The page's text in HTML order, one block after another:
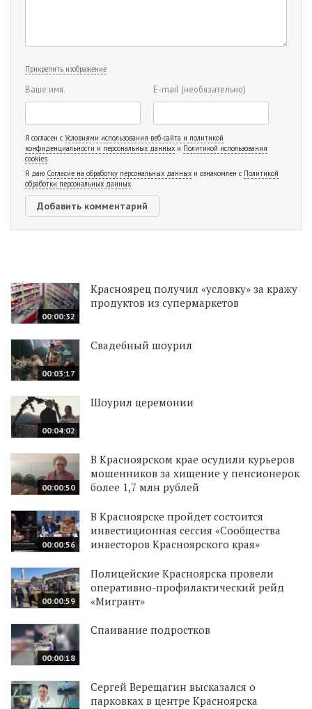
Прикрепить изображение
Ваше имя E-mail (необязательно)
Я согласен с Условиями использования веб-сайта и политикой
конфиденциальности и персональных данных и Политикой использования
cookies
Я даю Согласие на обработку персональных данных и ознакомлен с Политикой
обработки персональных данных
00:00:32
Красноярец получил «условку» за кражу
продуктов из супермаркетов
00:03:17
Свадебный шоурил
00:04:02
Шоурил церемонии
00:00:50
В Красноярском крае осудили курьеров
мошенников за хищение у пенсионерок
более 1,7 млн рублей
00:00:56
В Красноярске пройдет состоится
инвестиционная сессия «Сообщества
инвесторов Красноярского края»
00:00:59
Полицейские Красноярска провели
оперативно-профилактический рейд
«Мигрант»
00:00:18
Спаивание подростков
Сергей Верещагин высказался о
парковках в центре Красноярска